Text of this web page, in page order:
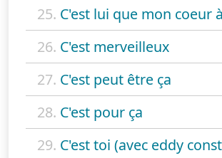
25. C'est lui que mon coeur
26. C'est merveilleux
27. C'est peut être ça
28. C'est pour ça
29. C'est toi (avec eddy